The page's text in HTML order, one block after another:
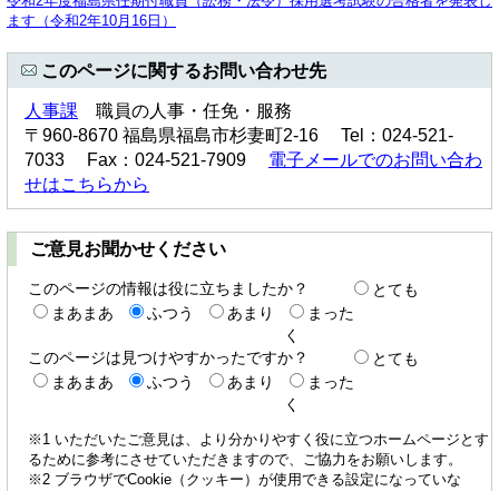
ます（令和2年10月16日）
このページに関するお問い合わせ先
人事課 職員の人事・任免・服務
〒960-8670 福島県福島市杉妻町2-16 Tel：024-521-
7033 Fax：024-521-7909 電子メールでのお問い合わ
せはこちらから
ご意見お聞かせください
このページの情報は役に立ちましたか？
とても
まあまあ
ふつう あまり
まった
く
このページは見つけやすかったですか？
とても
まあまあ
ふつう あまり
まった
く
※1 いただいたご意見は、より分かりやすく役に立つホームページとす
るために参考にさせていただきますので、ご協力をお願いします。
※2 ブラウザでCookie（クッキー）が使用できる設定になっていな